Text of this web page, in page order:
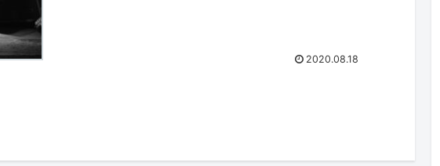
2020.08.18